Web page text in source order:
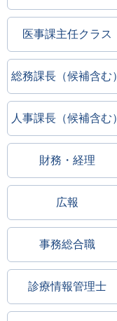
医事課主任クラス
総務課長（候補含む）
人事課長（候補含む）
財務・経理
広報
事務総合職
診療情報管理士